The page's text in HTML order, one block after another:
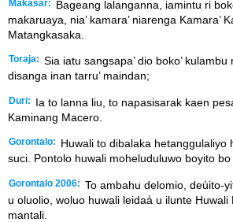
Makasar:
Bageang lalanganna, iamintu ri
makaruaya, nia’ kamara’ niarenga Kamara’
Matangkasaka.
Toraja: Sia iatu sangsapa’ dio boko’
disanga inan tarru’ maindan;
Duri:
Ia to lanna liu, to napasisarak kaen
Kaminang Macero.
Gorontalo:
Huwali to dibalaka hetanggulaliyo
suci. Pontolo huwali moheluduluwo boyito
Gorontalo 2006: To ambahu delomio, deu̒ito-
u oluolio, woluo huwali leidaa̒ u ilunte
mantali.